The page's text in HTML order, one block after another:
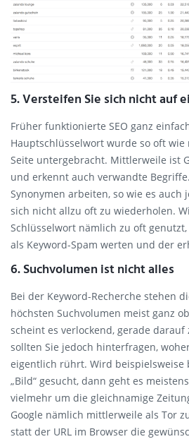
5. Versteifen Sie sich nicht auf
Früher funktionierte SEO ganz
Hauptschlüsselwort wurde so oft
Seite untergebracht. Mittlerweile ist
und erkennt auch verwandte
Synonymen arbeiten, so wie es auch
sich nicht allzu oft zu wiederholen.
Schlüsselwort nämlich zu oft genutzt,
als Keyword-Spam werten und der
6. Suchvolumen ist nicht alles
Bei der Keyword-Recherche stehen
höchsten Suchvolumen meist ganz
scheint es verlockend, gerade
sollten Sie jedoch hinterfragen,
eigentlich rührt. Wird beispielsweise
„Bild“ gesucht, dann geht es
vielmehr um die gleichnamige
Google nämlich mittlerweile als Tor
statt der URL im Browser die